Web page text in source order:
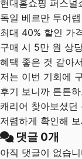
현대홈쇼핑 퍼스널
독일 베르만 투어
최대 40% 할인 가
구매 시 5만 원 상
혜택 좋은 것 같아서
저는 이번 기회에
후기 보니까 튼튼
캐리어 찾아보셨던
저렴하게 확인해
댓글 0개
아직 댓글이 없습